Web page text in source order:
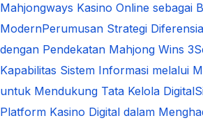
Mahjongways Kasino Online sebagai
ModernPerumusan Strategi
dengan Pendekatan Mahjong Wins 3
Kapabilitas Sistem Informasi melalui
untuk Mendukung Tata Kelola Digital
Platform Kasino Digital dalam